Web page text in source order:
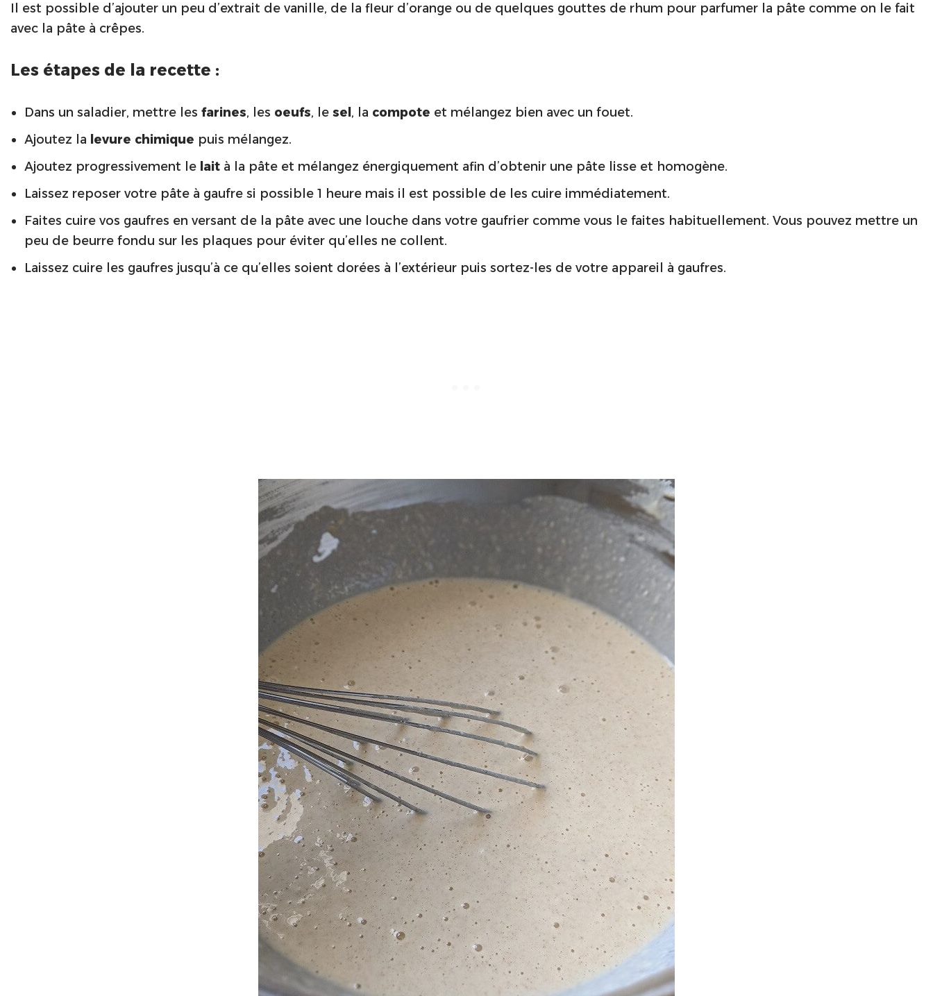
Il est possible d’ajouter un peu d’extrait de vanille, de la fleur d’orange ou de quelques gouttes de rhum pour parfumer la pâte comme on le fait
avec la pâte à crêpes.
Les étapes de la recette :
Dans un saladier, mettre les farines, les oeufs, le sel , la compote et mélangez bien avec un fouet.
Ajoutez la levure chimique puis mélangez.
Ajoutez progressivement le lait à la pâte et mélangez énergiquement afin d’obtenir une pâte lisse et homogène.
Laissez reposer votre pâte à gaufre si possible 1 heure mais il est possible de les cuire immédiatement.
Faites cuire vos gaufres en versant de la pâte avec une louche dans votre gaufrier comme vous le faites habituellement. Vous pouvez mettre un
peu de beurre fondu sur les plaques pour éviter qu’elles ne collent.
Laissez cuire les gaufres jusqu’à ce qu’elles soient dorées à l’extérieur puis sortez-les de votre appareil à gaufres.